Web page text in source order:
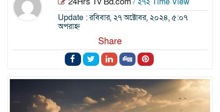
/ ২৭২ Time View
Update : রবিবার, ২৭ অক্টোবর, ২০২৪, ৫:০৭
অপরাহ্ন
Share